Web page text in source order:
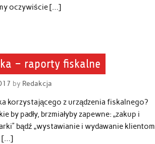
oczywiście […]
– raporty fiskalne
by Redakcja
korzystającego z urządzenia fiskalnego?
by padły, brzmiałyby zapewne: „zakup i
bądź „wystawianie i wydawanie klientom
[…]